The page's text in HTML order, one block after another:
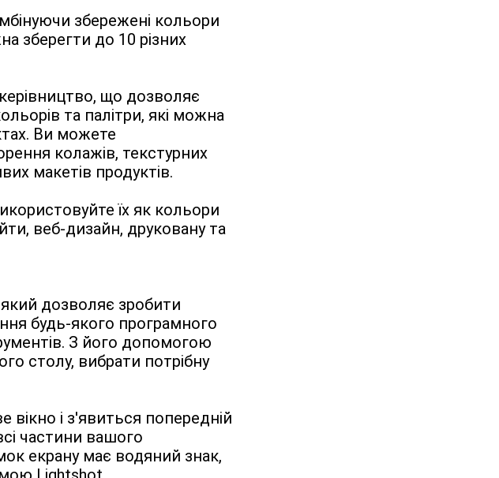
збережені кольори
зберегти до 10 різних
що дозволяє
та палітри, які можна
Ви можете
колажів, текстурних
макетів продуктів.
їх як кольори
веб-дизайн, друковану та
дозволяє зробити
будь-якого програмного
З його допомогою
столу, вибрати потрібну
вікно і з'явиться попередній
частини вашого
екрану має водяний знак,